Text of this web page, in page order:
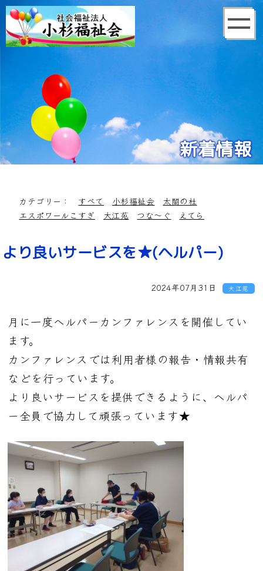
新着情報
カテゴリー： すべて 小杉福祉会
太閤の杜
エスポワールこすぎ
大江苑 つな～ぐ えてら
より良いサービスを★(ヘルパー)
2024年07月31日 大江苑
月に一度ヘルパーカンファレンスを開催してい
ます。
カンファレンスでは利用者様の報告・情報共有
などを行っています。
より良いサービスを提供できるように、ヘルパ
ー全員で協力して頑張っています★